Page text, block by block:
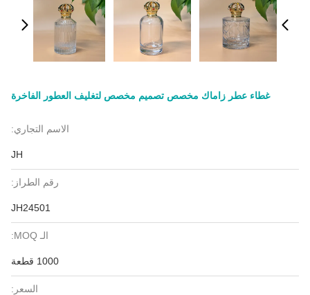
غطاء عطر زاماك مخصص تصميم مخصص لتغليف العطور الفاخرة
الاسم التجاري:
JH
رقم الطراز:
JH24501
الـ MOQ:
1000 قطعة
السعر: